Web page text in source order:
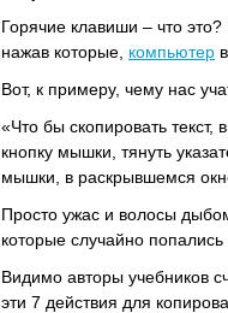
Горячие клавиши – что
нажав которые, компьютер
Вот, к примеру, чему нас
«Что бы скопировать
кнопку мышки, тянуть
мышки, в раскрывшемся
Просто ужас и волосы
которые случайно попались
Видимо авторы учебников
эти 7 действия для